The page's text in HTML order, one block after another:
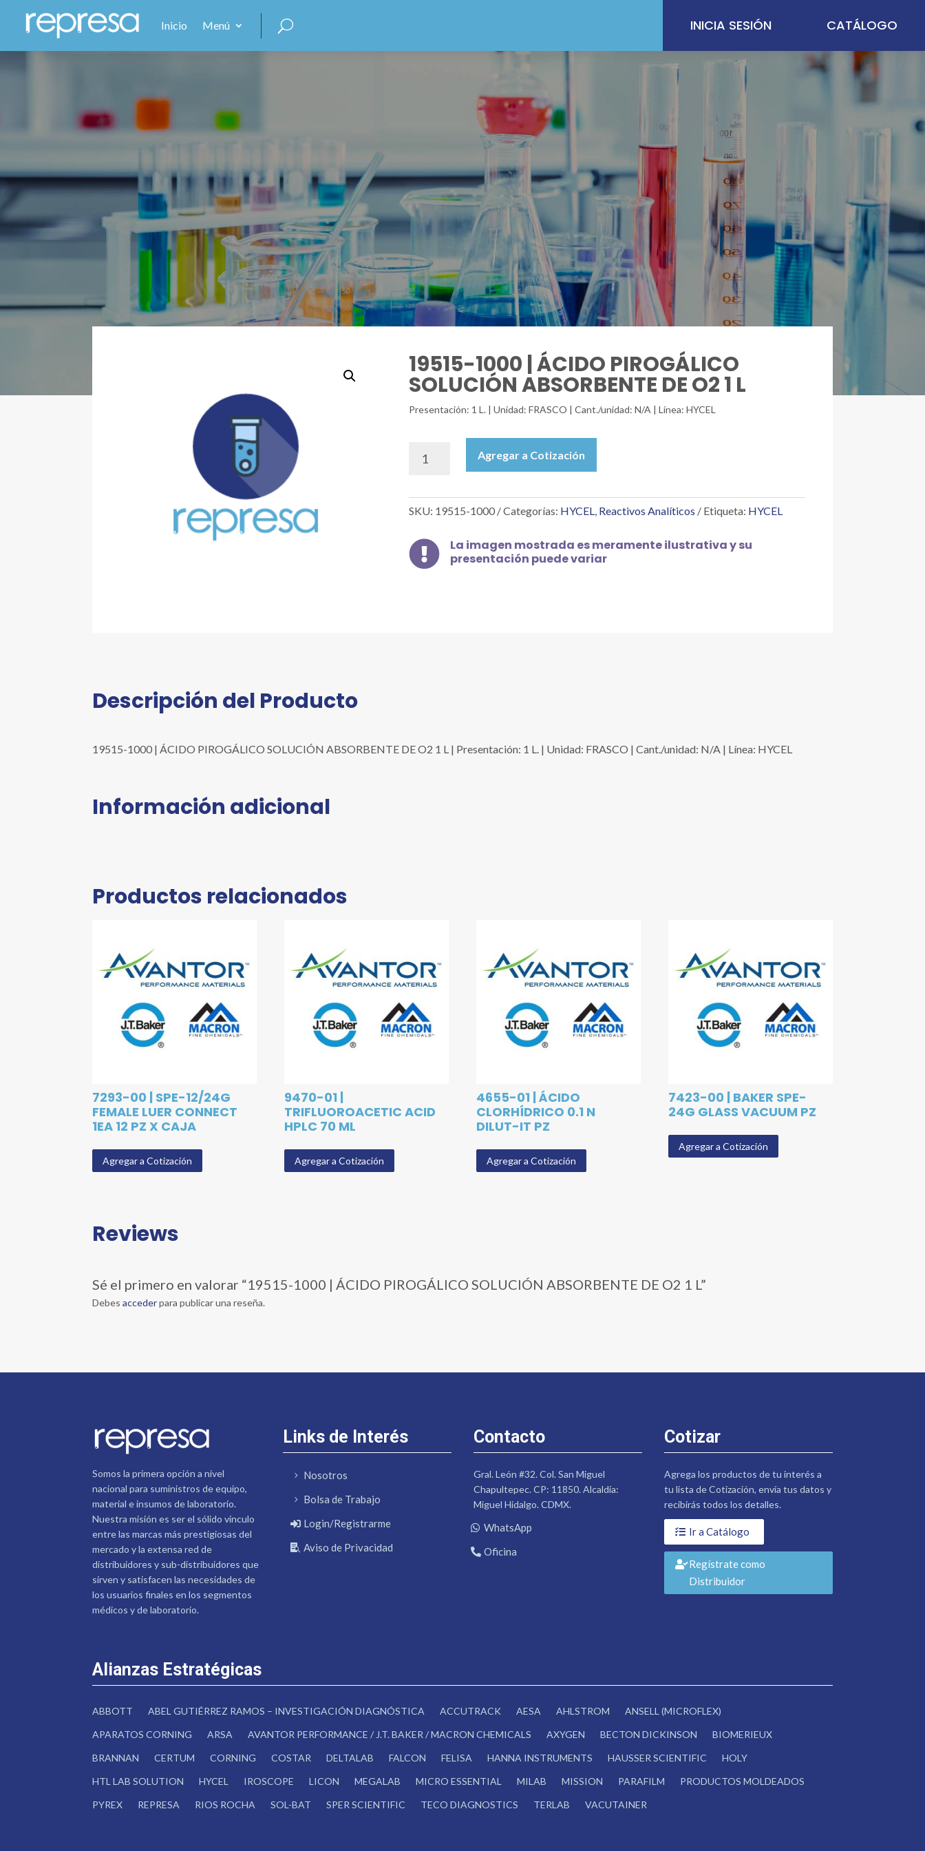
Inicio Menú INICIA SESIÓN CATÁLOGO
19515-1000 | ÁCIDO PIROGÁLICO
SOLUCIÓN ABSORBENTE DE O2 1 L
Presentación: 1 L. | Unidad: FRASCO | Cant./unidad: N/A | Línea: HYCEL
1000
ÁCIDO
PIROGÁLICO
ABSORBENTE
DE
Agregar a Cotización
SKU: 19515-1000 Categorías: HYCEL, Reactivos Analíticos Etiqueta: HYCEL

La imagen mostrada es meramente ilustrativa y su
presentación puede variar
Descripción del Producto
19515-1000 | ÁCIDO PIROGÁLICO SOLUCIÓN ABSORBENTE DE O2 1 L | Presentación: 1 L. | Unidad: FRASCO | Cant./unidad: N/A | Línea: HYCEL
Información adicional
Productos relacionados
7293-00 | SPE-12/24G
FEMALE LUER CONNECT
1EA 12 PZ X CAJA
Agregar a Cotización
9470-01 |
TRIFLUOROACETIC ACID
HPLC 70 ML
Agregar a Cotización
4655-01 | ÁCIDO
CLORHÍDRICO 0.1 N
DILUT-IT PZ
Agregar a Cotización
7423-00 | BAKER SPE-
24G GLASS VACUUM PZ
Agregar a Cotización
Reviews
Sé el primero en valorar “19515-1000 | ÁCIDO PIROGÁLICO SOLUCIÓN ABSORBENTE DE O2 1 L”
Debesaccederpara publicar una reseña.
Somos la primera opción a nivel
nacional para suministros de equipo,
material e insumos de laboratorio.
Nuestra misión es ser el sólido vínculo
entre las marcas más prestigiosas del
mercado y la extensa red de
distribuidores y sub-distribuidores que
sirven y satisfacen las necesidades de
los usuarios finales en los segmentos
médicos y de laboratorio.
Links de Interés
Nosotros
Bolsa de Trabajo
Login/Registrarme
Aviso de Privacidad
Contacto
Gral. León #32. Col. San Miguel
Chapultepec. CP: 11850. Alcaldía:
Miguel Hidalgo. CDMX.
WhatsApp
Oficina
Cotizar
Agrega los productos de tu interés a
tu lista de Cotización, envía tus datos y
recibirás todos los detalles.
Ir a Catálogo
Regístrate como
Distribuidor
Alianzas Estratégicas
ABBOTT ABEL GUTIÉRREZ RAMOS – INVESTIGACIÓN DIAGNÓSTICA ACCUTRACK AESA AHLSTROM
ANSELL (MICROFLEX)
APARATOS CORNING
ARSA AVANTOR PERFORMANCE / J.T. BAKER / MACRON CHEMICALS AXYGEN BECTON DICKINSON
BIOMERIEUX
BRANNAN
CERTUM CORNING COSTAR DELTALAB FALCON FELISA HANNA INSTRUMENTS HAUSSER SCIENTIFIC
HOLY
HTL LAB SOLUTION
HYCEL IROSCOPE LICON MEGALAB MICRO ESSENTIAL MILAB MISSION PARAFILM
PRODUCTOS MOLDEADOS
PYREX
REPRESA RIOS ROCHA SOL-BAT SPER SCIENTIFIC TECO DIAGNOSTICS TERLAB VACUTAINER